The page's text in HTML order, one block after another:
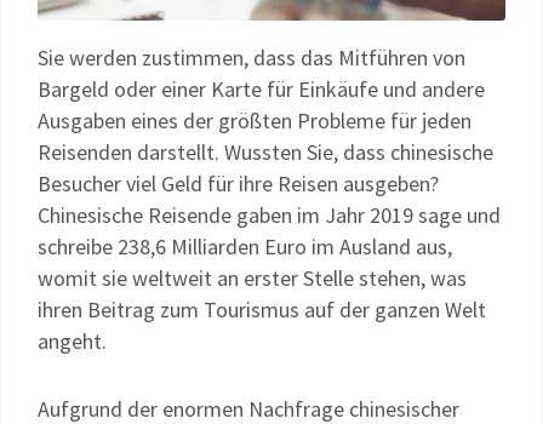
Sie werden zustimmen, dass das Mitführen von
Bargeld oder einer Karte für Einkäufe und andere
Ausgaben eines der größten Probleme für jeden
Reisenden darstellt. Wussten Sie, dass chinesische
Besucher viel Geld für ihre Reisen ausgeben?
Chinesische Reisende gaben im Jahr 2019 sage und
schreibe 238,6 Milliarden Euro im Ausland aus,
womit sie weltweit an erster Stelle stehen, was
ihren Beitrag zum Tourismus auf der ganzen Welt
angeht.
Aufgrund der enormen Nachfrage chinesischer